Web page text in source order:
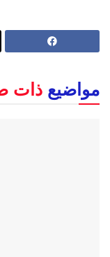
مواضيع ذات